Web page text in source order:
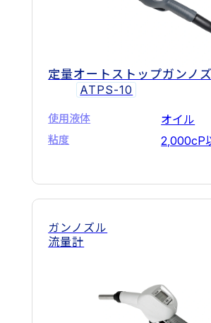
定量オートストップガンノ
ATPS-10
使用液体 オイル
粘度 2,000cP
ガンノズル
流量計